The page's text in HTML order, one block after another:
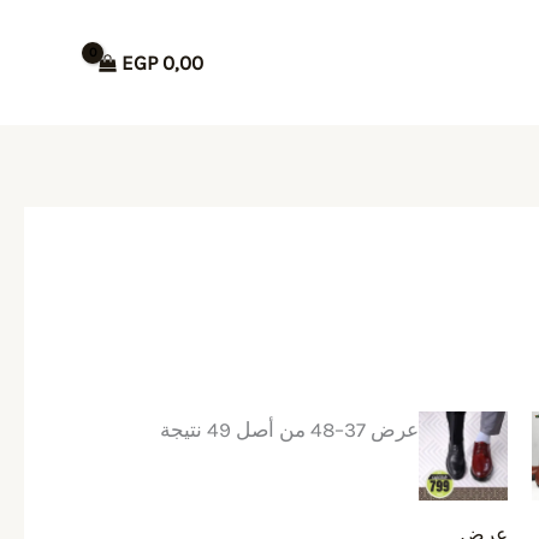
0,00
EGP
عرض 37–48 من أصل 49 نتيجة
هناك
العديد
من